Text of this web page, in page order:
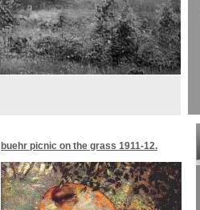
buehr picnic on the grass 1911-12.
Buehr